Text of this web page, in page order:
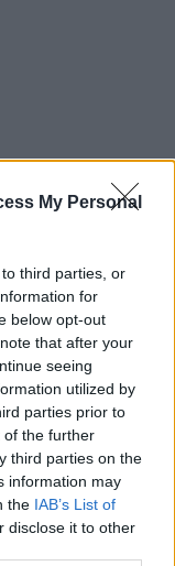
My Personal
third parties, or
for
below opt-out
that after your
seeing
utilized by
parties prior to
of the further
third parties on the
information may
the IAB’s List of
disclose it to other